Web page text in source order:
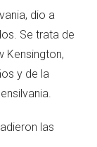
dio a
Se trata de
Kensington,
y de la
las